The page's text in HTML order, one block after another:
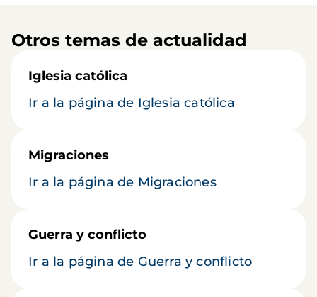
Otros temas de actualidad
Iglesia católica
Ir a la página de Iglesia católica
Migraciones
Ir a la página de Migraciones
Guerra y conflicto
Ir a la página de Guerra y conflicto